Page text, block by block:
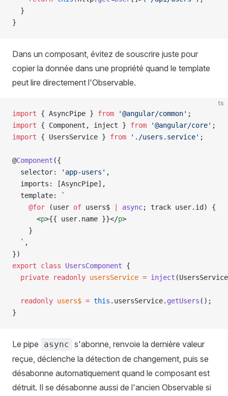
  }
}
Dans un composant, évitez de souscrire juste pour
copier la donnée dans une propriété quand le template
peut lire directement l'Observable.
ts
import { AsyncPipe } from '@angular/common' ;
import { Component, inject } from '@angular/core' ;
import { UsersService } from './users.service' ;
@Component ({
  selector:
'app-users' ,
  imports: [AsyncPipe],
  template:
`
    @for
(user of users$ async; track user.id) {
      <
p>{{ user.name }}</p>
    }
  `
,
})
export class UsersComponent {
  private
readonly usersService = inject
  readonly
users$ = this .usersService. getUsers ();
}
Le pipe async s'abonne, renvoie la dernière valeur
reçue, déclenche la détection de changement, puis se
désabonne automatiquement quand le composant est
détruit. Il se désabonne aussi de l'ancien Observable si